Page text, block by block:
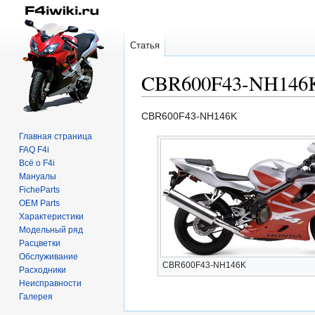
CBR600F43-
Перейти
Перейти
CBR600F43-NH146K
CBR600F43-NH146K
Статья
Главная страница
FAQ F4i
Всё о F4i
Мануалы
FicheParts
OEM Parts
Характеристики
Модельный ряд
Расцветки
Обслуживание
Расходники
Неисправности
Галерея